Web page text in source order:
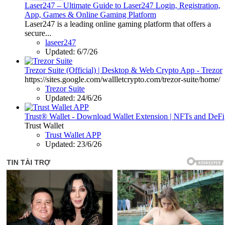
Laser247 – Ultimate Guide to Laser247 Login, Registration,
App, Games & Online Gaming Platform
Laser247 is a leading online gaming platform that offers a
secure...
laseer247
Updated: 6/7/26
Trezor Suite (Official) | Desktop & Web Crypto App - Trezor
https://sites.google.com/wallletcrypto.com/trezor-suite/home/
Trezor Suite
Updated: 24/6/26
Trust® Wallet - Download Wallet Extension | NFTs and DeFi
Trust Wallet
Trust Wallet APP
Updated: 23/6/26